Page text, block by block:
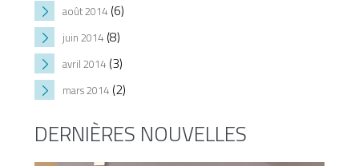
août 2014(6)
juin 2014(8)
avril 2014(3)
mars 2014(2)
DERNIÈRES NOUVELLES